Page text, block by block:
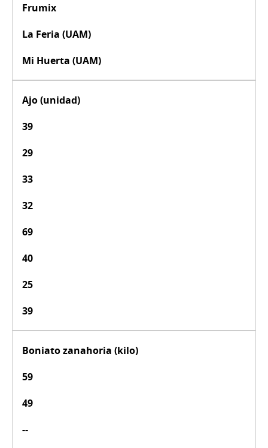
Frumix
La Feria (UAM)
Mi Huerta (UAM)
Ajo (unidad)
39
29
33
32
69
40
25
39
Boniato zanahoria (kilo)
59
49
--